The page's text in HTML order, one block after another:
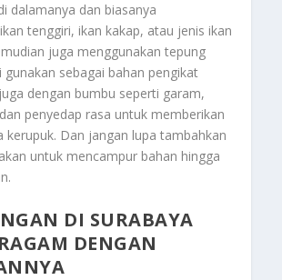
dalamanya dan biasanya
tenggiri, ikan kakap, atau jenis ikan
juga menggunakan tepung
gunakan sebagai bahan pengikat
dengan bumbu seperti garam,
penyedap rasa untuk memberikan
kerupuk. Dan jangan lupa tambahkan
untuk mencampur bahan hingga
DI SURABAYA
DENGAN